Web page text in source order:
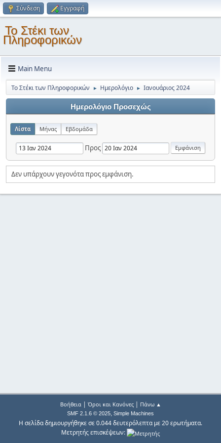
Σύνδεση Εγγραφή
Το Στέκι των
Πληροφορικών
Main Menu
Το Στέκι των Πληροφορικών ► Ημερολόγιο ► Ιανουάριος 2024
Ημερολόγιο Προσεχώς
Λίστα Μήνας Εβδομάδα
Προς
Δεν υπάρχουν γεγονότα προς εμφάνιση.
Βοήθεια| Όροι και Κανόνες| Πάνω ▲
SMF 2.1.6 © 2025, Simple Machines
Η σελίδα δημιουργήθηκε σε 0.044 δευτερόλεπτα με 20 ερωτήματα.
Μετρητής επισκέψεων: